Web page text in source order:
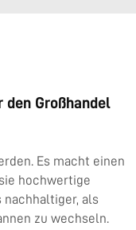
den Großhandel
Es macht einen
hochwertige
nachhaltiger, als
zu wechseln.